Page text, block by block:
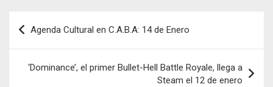
Navegación
de
entradas
Agenda Cultural en C.A.B.A: 14 de Enero
‘Dominance’, el primer Bullet-Hell Battle Royale, llega a
Steam el 12 de enero